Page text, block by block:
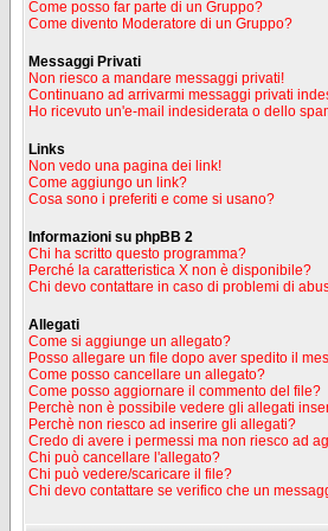
Come posso far parte di un Gruppo?
Come divento Moderatore di un Gruppo?
Messaggi Privati
Non riesco a mandare messaggi privati!
Continuano ad arrivarmi messaggi privati
Ho ricevuto un'e-mail indesiderata o dello
Links
Non vedo una pagina dei link!
Come aggiungo un link?
Cosa sono i preferiti e come si usano?
Informazioni su phpBB 2
Chi ha scritto questo programma?
Perché la caratteristica X non è disponibile?
Chi devo contattare in caso di problemi di
Allegati
Come si aggiunge un allegato?
Posso allegare un file dopo aver spedito il
Come posso cancellare un allegato?
Come posso aggiornare il commento del file?
Perchè non è possibile vedere gli allegati
Perchè non riesco ad inserire gli allegati?
Credo di avere i permessi ma non riesco ad
Chi può cancellare l'allegato?
Chi può vedere/scaricare il file?
Chi devo contattare se verifico che un